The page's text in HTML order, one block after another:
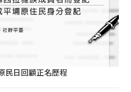
民日回顧正名歷程